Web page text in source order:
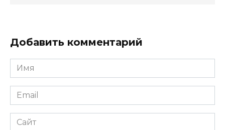
Добавить комментарий
Имя
*
Email
*
Сайт